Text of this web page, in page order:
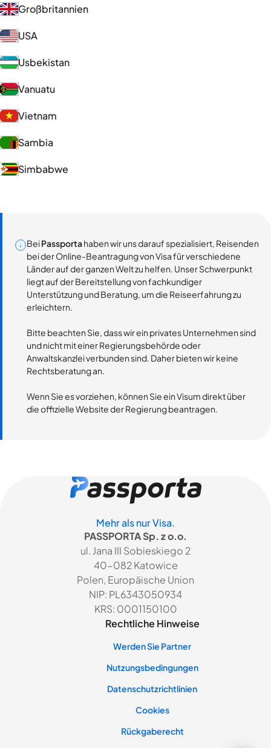
Großbritannien
USA
Usbekistan
Vanuatu
Vietnam
Sambia
Simbabwe
BeiPassportahaben wir uns darauf spezialisiert, Reisenden
bei der Online-Beantragung von Visa für verschiedene
Länder auf der ganzen Welt zu helfen. Unser Schwerpunkt
liegt auf der Bereitstellung von fachkundiger
Unterstützung und Beratung, um die Reiseerfahrung zu
erleichtern.
Bitte beachten Sie, dass wir ein privates Unternehmen sind
und nicht mit einer Regierungsbehörde oder
Anwaltskanzlei verbunden sind. Daher bieten wir keine
Rechtsberatung an.
Wenn Sie es vorziehen, können Sie ein Visum direkt über
die offizielle Website der Regierung beantragen.
Mehr als nur Visa.
PASSPORTA Sp. z o.o.
ul. Jana III Sobieskiego 2
40-082 Katowice
Polen, Europäische Union
NIP: PL6343050934
KRS: 0001150100
Rechtliche Hinweise
Werden Sie Partner
Nutzungsbedingungen
Datenschutzrichtlinien
Cookies
Rückgaberecht